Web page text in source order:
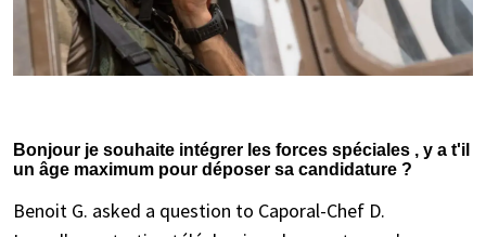
Bonjour je souhaite intégrer les forces spéciales , y a t'il
un âge maximum pour déposer sa candidature ?
Benoit G. asked a question to Caporal-Chef D.